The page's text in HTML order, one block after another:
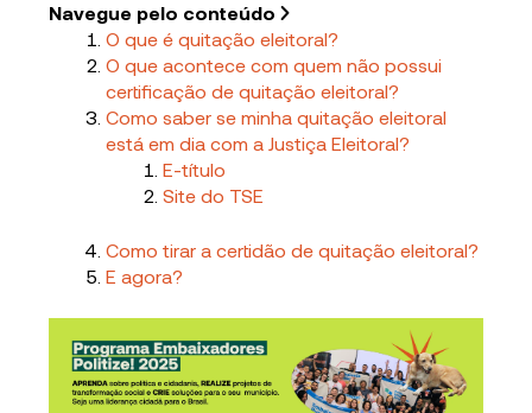
Navegue pelo conteúdo
O que é quitação eleitoral?
O que acontece com quem não possui
certificação de quitação eleitoral?
Como saber se minha quitação eleitoral
está em dia com a Justiça Eleitoral?
E-título
Site do TSE
Como tirar a certidão de quitação eleitoral?
E agora?